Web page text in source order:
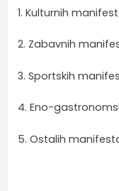
1. Kulturnih
2. Zabavnih
3. Sportskih
4. Eno-
5. Ostalih